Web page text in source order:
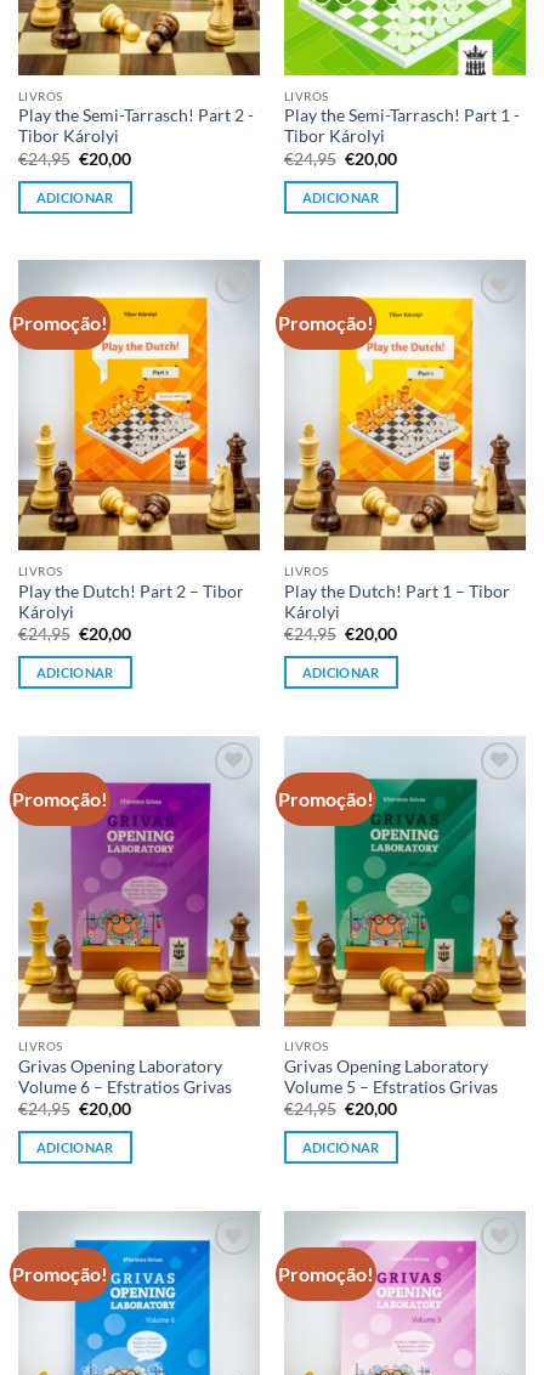
LIVROS
Play the Semi-Tarrasch! Part 2 -
Tibor Károlyi
€24,95 O
preço
original
era:
€20,00O
atual
ADICIONAR
LIVROS
Play the Semi-Tarrasch! Part 1 -
Tibor Károlyi
€24,95 O
preço
original
era:
€20,00O
atual
ADICIONAR
Promoção!
Adicionar
à lista de
desejos
LIVROS
Play the Dutch! Part 2 – Tibor
Károlyi
€24,95 O
preço
original
era:
€20,00O
atual
ADICIONAR
Promoção!
Adicionar
à lista de
desejos
LIVROS
Play the Dutch! Part 1 – Tibor
Károlyi
€24,95 O
preço
original
era:
€20,00O
atual
ADICIONAR
Promoção!
Adicionar
à lista de
LIVROS
Grivas Opening Laboratory
Volume 6 – Efstratios Grivas
€24,95 O
preço
original
era:
€20,00O
atual
ADICIONAR
Promoção!
Adicionar
à lista de
desejos
LIVROS
Grivas Opening Laboratory
Volume 5 – Efstratios Grivas
€24,95 O
preço
original
era:
€20,00O
atual
ADICIONAR
Promoção!
Adicionar
Promoção!
Adicionar
à lista de
desejos